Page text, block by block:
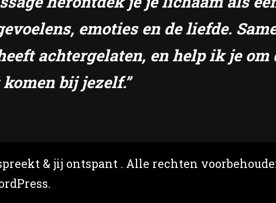
emoties en de liefde.
achtergelaten, en help ik je
bij jezelf.”
& jij ontspant . Alle rechten
.